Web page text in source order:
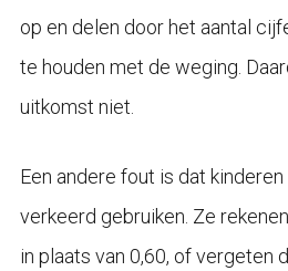
op en delen door het aantal
te houden met de weging.
uitkomst niet.
Een andere fout is dat
verkeerd gebruiken. Ze
in plaats van 0,60, of vergeten